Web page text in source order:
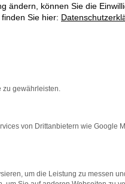
Funktioniert die Seite in
bestimmte Funktionen
ändern, können Sie die
Sie hier:
zu gewährleisten.
von Drittanbietern wie Google
um die Leistung zu messen